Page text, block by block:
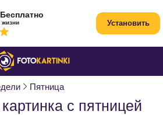
Пятница
с пятницей
жизни Установить